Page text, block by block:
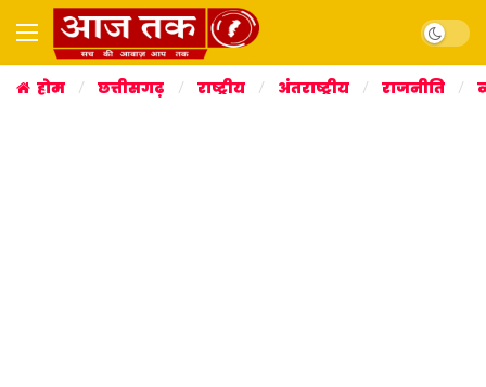
Dark
होम छत्तीसगढ़ राष्ट्रीय अंतराष्ट्रीय राजनीति